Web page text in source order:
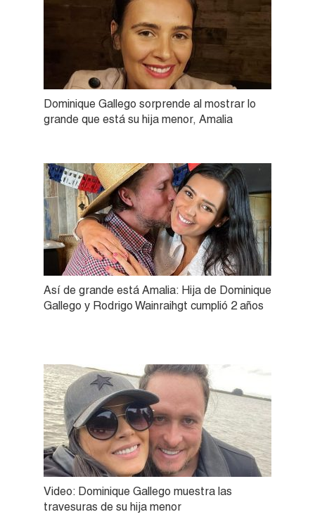
Dominique Gallego sorprende al mostrar lo
grande que está su hija menor, Amalia
Así de grande está Amalia: Hija de Dominique
Gallego y Rodrigo Wainraihgt cumplió 2 años
Video: Dominique Gallego muestra las
travesuras de su hija menor